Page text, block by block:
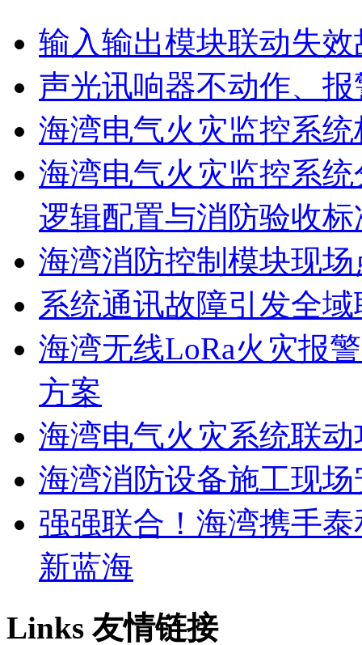
输入输出模块联动失效
声光讯响器不动作、
海湾电气火灾监控系
海湾电气火灾监控系
逻辑配置与消防验收标
海湾消防控制模块现
系统通讯故障引发全
海湾无线LoRa火灾报
方案
海湾电气火灾系统联
海湾消防设备施工现
强强联合！海湾携手
新蓝海
Links友情链接